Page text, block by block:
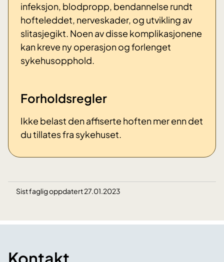
infeksjon, blodpropp, bendannelse rundt
hofteleddet, nerveskader, og utvikling av
slitasjegikt. Noen av disse komplikasjonene
kan kreve ny operasjon og forlenget
sykehusopphold.
Forholdsregler
Ikke belast den affiserte hoften mer enn det
du tillates fra sykehuset.
Sist faglig oppdatert 27.01.2023